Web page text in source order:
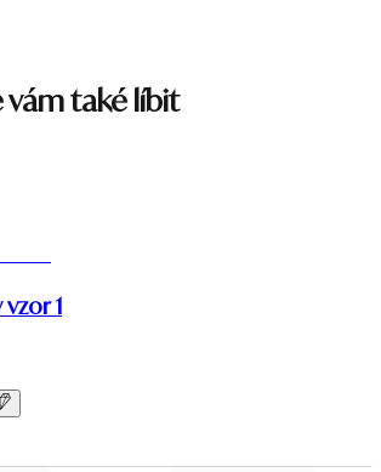
vám také líbit
1